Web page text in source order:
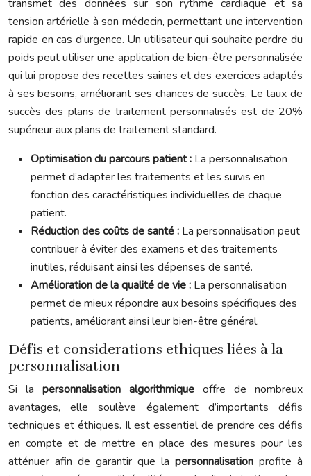
transmet des données sur son rythme cardiaque et sa
tension artérielle à son médecin, permettant une intervention
rapide en cas d’urgence. Un utilisateur qui souhaite perdre du
poids peut utiliser une application de bien-être personnalisée
qui lui propose des recettes saines et des exercices adaptés
à ses besoins, améliorant ses chances de succès. Le taux de
succès des plans de traitement personnalisés est de 20%
supérieur aux plans de traitement standard.
Optimisation du parcours patient : La personnalisation
permet d’adapter les traitements et les suivis en
fonction des caractéristiques individuelles de chaque
patient.
Réduction des coûts de santé : La personnalisation peut
contribuer à éviter des examens et des traitements
inutiles, réduisant ainsi les dépenses de santé.
Amélioration de la qualité de vie : La personnalisation
permet de mieux répondre aux besoins spécifiques des
patients, améliorant ainsi leur bien-être général.
Défis et considerations ethiques liées à la
personnalisation
Si la personnalisation algorithmique offre de nombreux
avantages, elle soulève également d’importants défis
techniques et éthiques. Il est essentiel de prendre ces défis
en compte et de mettre en place des mesures pour les
atténuer afin de garantir que la personnalisation profite à